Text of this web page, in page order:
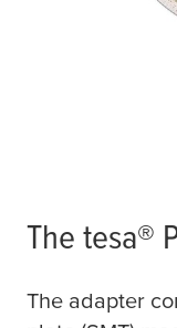
The tesa®
The adapter